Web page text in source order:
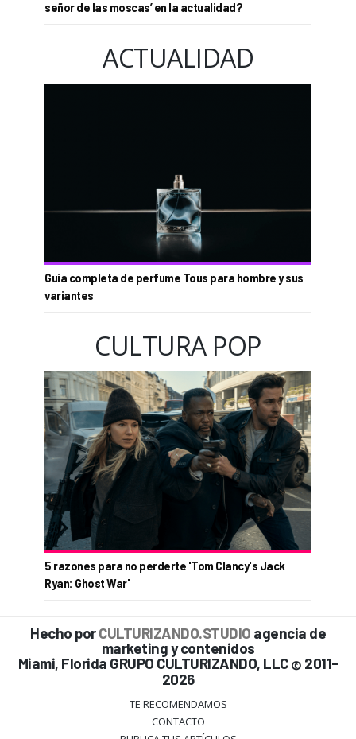
señor de las moscas’ en la actualidad?
ACTUALIDAD
Guía completa de perfume Tous para hombre y sus
variantes
CULTURA POP
5 razones para no perderte 'Tom Clancy's Jack
Ryan: Ghost War'
Hecho porCULTURIZANDO.STUDIO agencia de
marketing y contenidos
Miami, Florida GRUPO CULTURIZANDO, LLC © 2011-
2026
TE RECOMENDAMOS
CONTACTO